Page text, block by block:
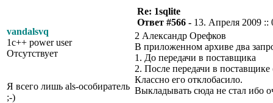
vandalsvq
1c++ power user
Отсутствует
Я всего лишь als-особиратель
;-)
Re: 1sqlite
Ответ #566 - 13. Апреля 2009 ::
2 Александр Орефков
В приложенном архиве два
1. До передачи в поставщика
2. После передачи в
Классно его отклобасило.
Выкладывать сюда не стал ибо